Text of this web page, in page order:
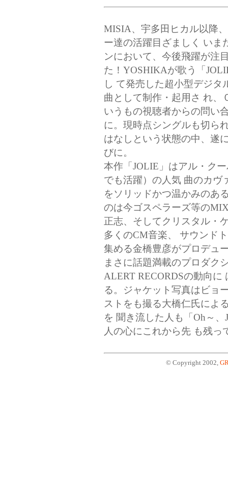
MISIA、宇多田ヒカル以降
ー達の活躍目ざましく いま
ンにおいて、今後飛躍が注
た！YOSHIKAが歌う「
し て発売した超小型デジ
曲として制作・起用さ れ、
いうもの視聴者からの問い
に。現時点シングルも切ら
はなしという状態の中、遂
びに。
本作「JOLIE」はアル・ク
でも活躍）の人気 曲のカヴ
をソリッドかつ温かみのあ
のは今ゴスペラーズ等の
正志、そしてクリスタル・
多くのCM音楽、 サウンド
集める金橋豊彦がプロデュ
まさに話題満載のプロダク
ALERT RECORDSの動向
る。ジャケット写真はビョ
ストをも撮る大橋仁氏によ
を 聞き流した人も「Oh～
人の心にこれから先 も残っ
© Copyright 2002,